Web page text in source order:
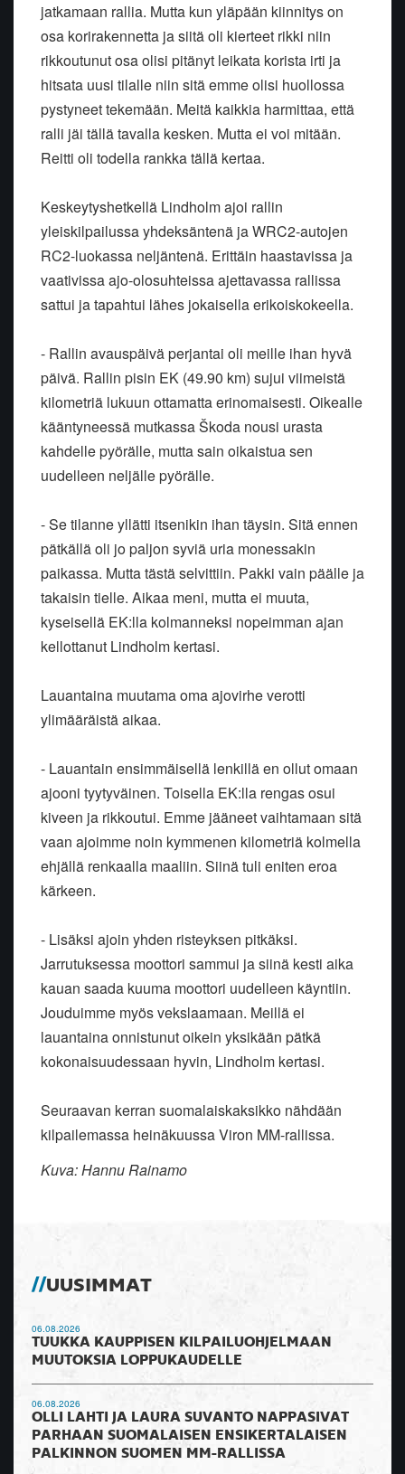
jatkamaan rallia. Mutta kun yläpään kiinnitys on
osa korirakennetta ja siitä oli kierteet rikki niin
rikkoutunut osa olisi pitänyt leikata korista irti ja
hitsata uusi tilalle niin sitä emme olisi huollossa
pystyneet tekemään. Meitä kaikkia harmittaa, että
ralli jäi tällä tavalla kesken. Mutta ei voi mitään.
Reitti oli todella rankka tällä kertaa.
Keskeytyshetkellä Lindholm ajoi rallin
yleiskilpailussa yhdeksäntenä ja WRC2-autojen
RC2-luokassa neljäntenä. Erittäin haastavissa ja
vaativissa ajo-olosuhteissa ajettavassa rallissa
sattui ja tapahtui lähes jokaisella erikoiskokeella.
- Rallin avauspäivä perjantai oli meille ihan hyvä
päivä. Rallin pisin EK (49.90 km) sujui viimeistä
kilometriä lukuun ottamatta erinomaisesti. Oikealle
kääntyneessä mutkassa Škoda nousi urasta
kahdelle pyörälle, mutta sain oikaistua sen
uudelleen neljälle pyörälle.
- Se tilanne yllätti itsenikin ihan täysin. Sitä ennen
pätkällä oli jo paljon syviä uria monessakin
paikassa. Mutta tästä selvittiin. Pakki vain päälle ja
takaisin tielle. Aikaa meni, mutta ei muuta,
kyseisellä EK:lla kolmanneksi nopeimman ajan
kellottanut Lindholm kertasi.
Lauantaina muutama oma ajovirhe verotti
ylimääräistä aikaa.
- Lauantain ensimmäisellä lenkillä en ollut omaan
ajooni tyytyväinen. Toisella EK:lla rengas osui
kiveen ja rikkoutui. Emme jääneet vaihtamaan sitä
vaan ajoimme noin kymmenen kilometriä kolmella
ehjällä renkaalla maaliin. Siinä tuli eniten eroa
kärkeen.
- Lisäksi ajoin yhden risteyksen pitkäksi.
Jarrutuksessa moottori sammui ja siinä kesti aika
kauan saada kuuma moottori uudelleen käyntiin.
Jouduimme myös vekslaamaan. Meillä ei
lauantaina onnistunut oikein yksikään pätkä
kokonaisuudessaan hyvin, Lindholm kertasi.
Seuraavan kerran suomalaiskaksikko nähdään
kilpailemassa heinäkuussa Viron MM-rallissa.
Kuva: Hannu Rainamo
UUSIMMAT
06.08.2026
TUUKKA KAUPPISEN KILPAILUOHJELMAAN
MUUTOKSIA LOPPUKAUDELLE
06.08.2026
OLLI LAHTI JA LAURA SUVANTO NAPPASIVAT
PARHAAN SUOMALAISEN ENSIKERTALAISEN
PALKINNON SUOMEN MM-RALLISSA